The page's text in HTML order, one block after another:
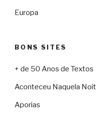
Europa
BONS SITES
+ de 50 Anos de Textos
Aconteceu Naquela
Aporias